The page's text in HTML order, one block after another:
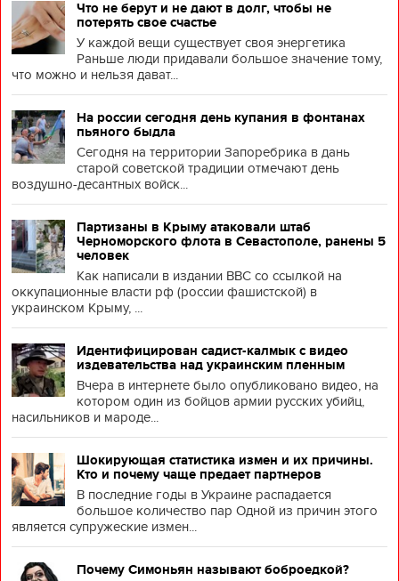
Что не берут и не дают в долг, чтобы не
потерять свое счастье
У каждой вещи существует своя энергетика
Раньше люди придавали большое значение тому,
что можно и нельзя дават...
На россии сегодня день купания в фонтанах
пьяного быдла
Сегодня на территории Запоребрика в дань
старой советской традиции отмечают день
воздушно-десантных войск...
Партизаны в Крыму атаковали штаб
Черноморского флота в Севастополе, ранены 5
человек
Как написали в издании BBC со ссылкой на
оккупационные власти рф (россии фашистской) в
украинском Крыму, ...
Идентифицирован садист-калмык с видео
издевательства над украинским пленным
Вчера в интернете было опубликовано видео, на
котором один из бойцов армии русских убийц,
насильников и мароде...
Шокирующая статистика измен и их причины.
Кто и почему чаще предает партнеров
В последние годы в Украине распадается
большое количество пар Одной из причин этого
является супружеские измен...
Почему Симоньян называют боброедкой?